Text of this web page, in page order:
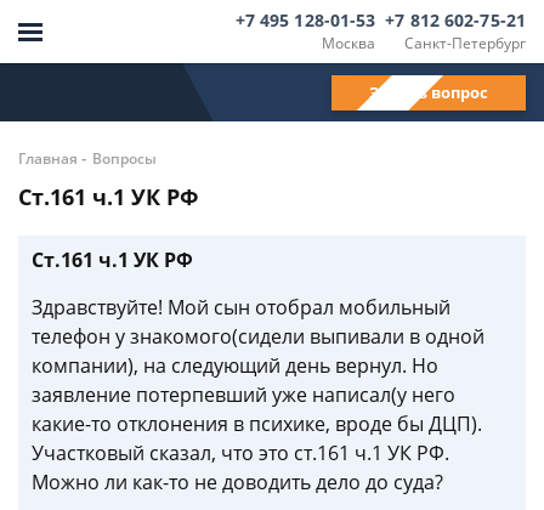
Москва
+7 495 128-01-53
Санкт-Петербург
+7 812 602-75-21
Задать вопрос
Главная - Вопросы
Ст.161 ч.1 УК РФ
Ст.161 ч.1 УК РФ
Здравствуйте! Мой сын отобрал мобильный
телефон у знакомого(сидели выпивали в одной
компании), на следующий день вернул. Но
заявление потерпевший уже написал(у него
какие-то отклонения в психике, вроде бы ДЦП).
Участковый сказал, что это ст.161 ч.1 УК РФ.
Можно ли как-то не доводить дело до суда?